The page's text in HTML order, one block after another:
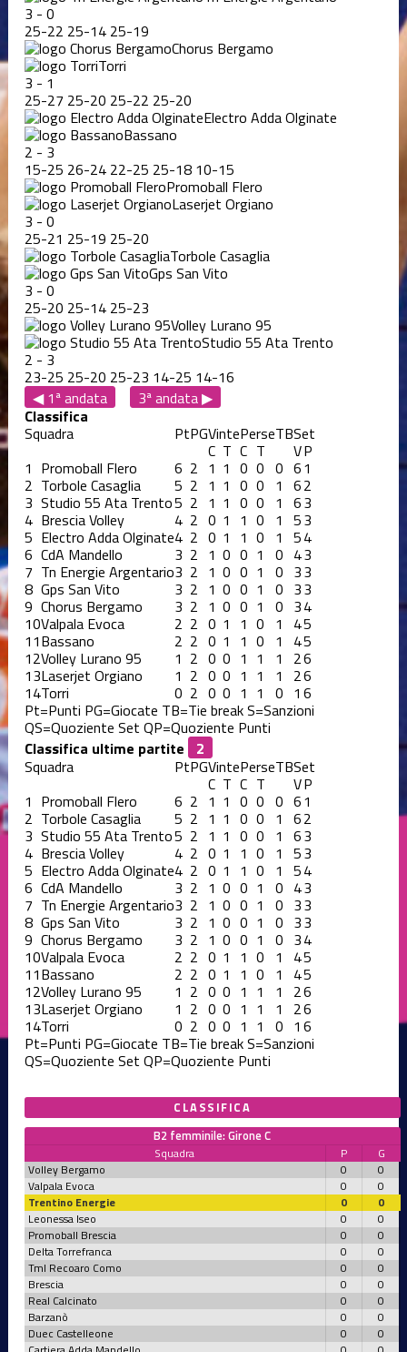
3 - 0
25-22 25-14 25-19
Chorus Bergamo
Torri
3 - 1
25-27 25-20 25-22 25-20
Electro Adda Olginate
Bassano
2 - 3
15-25 26-24 22-25 25-18 10-15
Promoball Flero
Laserjet Orgiano
3 - 0
25-21 25-19 25-20
Torbole Casaglia
Gps San Vito
3 - 0
25-20 25-14 25-23
Volley Lurano 95
Studio 55 Ata Trento
2 - 3
23-25 25-20 25-23 14-25 14-16
◀ 1ª andata
3ª andata ▶
Classifica
Squadra PtPGVintePerseTBSet
C T C T VP
1 Promoball Flero 6 2 1 1 0 0 0 61
2 Torbole Casaglia 5 2 1 1 0 0 1 62
3 Studio 55 Ata Trento5 2 1 1 0 0 1 63
4 Brescia Volley 4 2 0 1 1 0 1 53
5 Electro Adda Olginate4 2 0 1 1 0 1 54
6 CdA Mandello 3 2 1 0 0 1 0 43
7 Tn Energie Argentario3 2 1 0 0 1 0 33
8 Gps San Vito 3 2 1 0 0 1 0 33
9 Chorus Bergamo 3 2 1 0 0 1 0 34
10Valpala Evoca 2 2 0 1 1 0 1 45
11Bassano 2 2 0 1 1 0 1 45
12Volley Lurano 95 1 2 0 0 1 1 1 26
13Laserjet Orgiano 1 2 0 0 1 1 1 26
14Torri 0 2 0 0 1 1 0 1 6
Pt=Punti PG=Giocate TB=Tie breakS=Sanzioni
QS=Quoziente Set QP=Quoziente Punti
Classifica ultime partite
Squadra
PtPGVintePerseTBSet
C T C T VP
1 Promoball Flero 6 2 1 1 0 0 0 61
2 Torbole Casaglia 5 2 1 1 0 0 1 62
3 Studio 55 Ata Trento5 2 1 1 0 0 1 63
4 Brescia Volley 4 2 0 1 1 0 1 53
5 Electro Adda Olginate4 2 0 1 1 0 1 54
6 CdA Mandello 3 2 1 0 0 1 0 43
7 Tn Energie Argentario3 2 1 0 0 1 0 33
8 Gps San Vito 3 2 1 0 0 1 0 33
9 Chorus Bergamo 3 2 1 0 0 1 0 34
10Valpala Evoca 2 2 0 1 1 0 1 45
11Bassano 2 2 0 1 1 0 1 45
12Volley Lurano 95 1 2 0 0 1 1 1 26
13Laserjet Orgiano 1 2 0 0 1 1 1 26
14Torri 0 2 0 0 1 1 0 1 6
Pt=Punti PG=Giocate TB=Tie breakS=Sanzioni
QS=Quoziente Set QP=Quoziente Punti
CLASSIFICA
B2 femminile: Girone C
Squadra P
G
Volley Bergamo
0
0
Valpala Evoca
0
0
Trentino Energie
0
0
Leonessa Iseo
0
0
Promoball Brescia
0
0
Delta Torrefranca
0
0
Tml Recoaro Como
0
0
Brescia
0
0
Real Calcinato
0
0
Barzanò
0
0
Duec Castelleone
0
0